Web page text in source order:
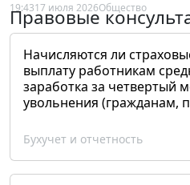
19:4317 июля 2026Общество
Правовые
Начисляются ли
выплату работникам
заработка за четвертый
увольнения
Бухучет и отчетность